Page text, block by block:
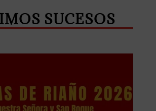
SUCESOS